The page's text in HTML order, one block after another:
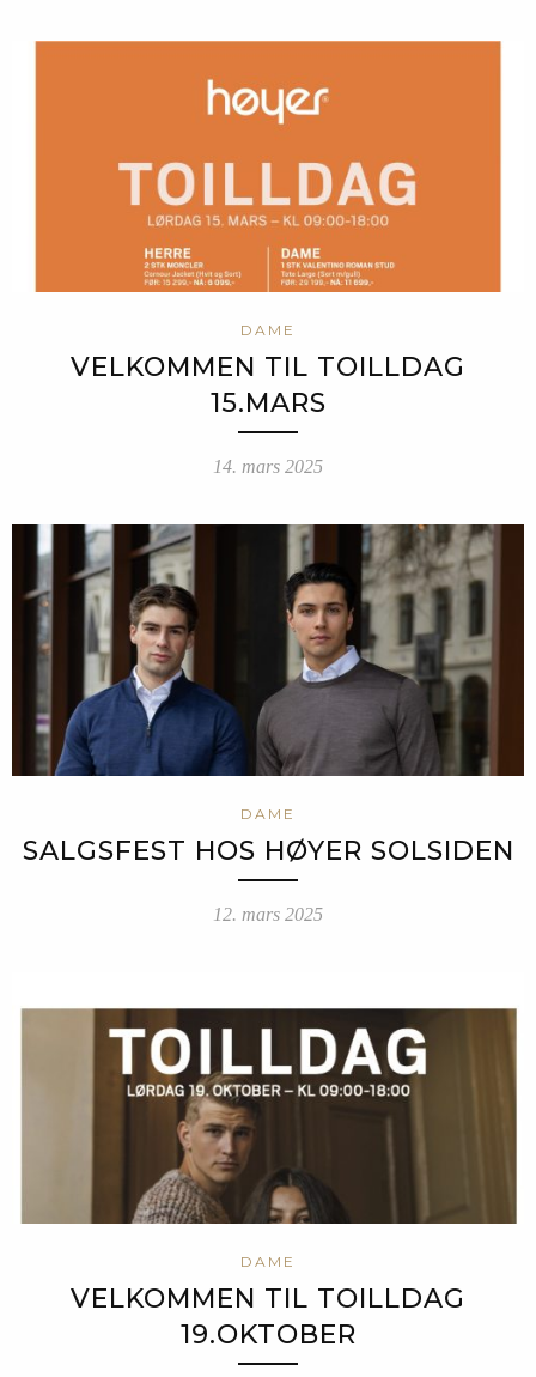
DAME
VELKOMMEN TIL TOILLDAG
15.MARS
14. mars 2025
DAME
SALGSFEST HOS HØYER SOLSIDEN
12. mars 2025
DAME
VELKOMMEN TIL TOILLDAG
19.OKTOBER